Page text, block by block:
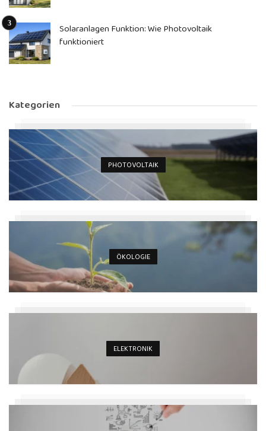
Solaranlagen Funktion: Wie Photovoltaik
funktioniert
Kategorien
PHOTOVOLTAIK
ÖKOLOGIE
ELEKTRONIK